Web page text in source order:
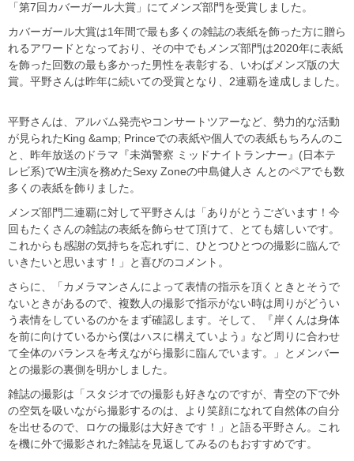
「第7回カバーガール大賞」にてメンズ部門を受賞しました。
カバーガール大賞は1年間で最も多くの雑誌の表紙を飾った方に贈ら
れるアワードとなっており、その中でもメンズ部門は2020年に表紙
を飾った回数の最も多かった男性を表彰する、いわばメンズ版の大
賞。平野さんは昨年に続いての受賞となり、2連覇を達成しました。
平野さんは、アルバム発売やコンサートツアーなど、勢力的な活動
が見られたKing &amp; Princeでの表紙や個人での表紙もちろんのこ
と、昨年放送のドラマ『未満警察 ミッドナイトランナー』(日本テ
レビ系)でW主演を務めたSexy Zoneの中島健人さ んとのペアでも数
多くの表紙を飾りました。
メンズ部門二連覇に対して平野さんは「ありがとうございます！今
回もたくさんの雑誌の表紙を飾らせて頂けて、とても嬉しいです。
これからも感謝の気持ちを忘れずに、ひとつひとつの撮影に臨んで
いきたいと思います！」と喜びのコメント。
さらに、「カメラマンさんによって表情の指示を頂くときとそうで
ないときがあるので、複数人の撮影で指示がない時は周りがどうい
う表情をしているのかをまず確認します。そして、『岸くんは身体
を前に向けているから僕はハスに構えていよう』など周りに合わせ
て全体のバランスを考えながら撮影に臨んでいます。」とメンバー
との撮影の裏側を明かしました。
雑誌の撮影は「スタジオでの撮影も好きなのですが、青空の下で外
の空気を吸いながら撮影するのは、より笑顔になれて自然体の自分
を出せるので、ロケの撮影は大好きです！」と語る平野さん。これ
を機に外で撮影された雑誌を見返してみるのもおすすめです。